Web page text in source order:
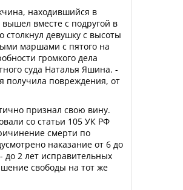
находившийся в
вышел вместе с подругой в
столкнул девушку с высоты
маршами с пятого на
громкого дела
суда Наталья Яшина. -
получила повреждения, от
признал свою вину.
со статьи 105 УК РФ
смерти по
наказание от 6 до
до 2 лет исправительных
свободы на тот же